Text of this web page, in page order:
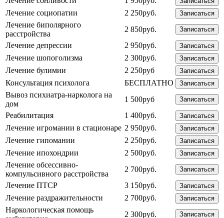
Лечение социопатии 2 250руб. Записаться
Лечение биполярного
расстройства
2 850руб. Записаться
Лечение депрессии 2 950руб. Записаться
Лечение шопоголизма 2 300руб. Записаться
Лечение булимии 2 250руб Записаться
Консультация психолога БЕСПЛАТНО Записаться
Вывоз психиатра-нарколога на
дом
1 500руб Записаться
Реабилитация 1 400руб. Записаться
Лечение игромании в стационаре 2 950руб. Записаться
Лечение гипомании 2 250руб. Записаться
Лечение ипохондрии 2 500руб. Записаться
Лечение обсессивно-
компульсивного расстройства
2 700руб. Записаться
Лечение ПТСР 3 150руб. Записаться
Лечение раздражительности 2 700руб. Записаться
Наркологическая помощь
2 300руб. Записаться